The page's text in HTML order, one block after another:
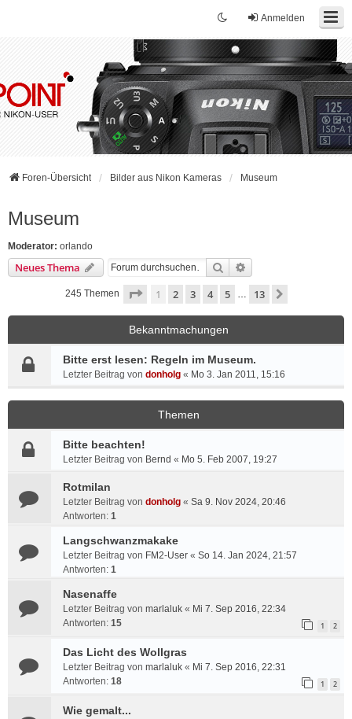
Anmelden
Foren-Übersicht Bilder aus Nikon Kameras Museum
Museum
Moderator: orlando
Neues Thema Suche
245 Themen Seite 1von 13
1 2 3 4 5 … 13
Bekanntmachungen
Bitte erst lesen: Regeln im Museum.
Letzter Beitrag von donholg « Mo 3. Jan 2011, 15:16
Themen
Bitte beachten!
Letzter Beitrag von Bernd « Mo 5. Feb 2007, 19:27
Rotmilan
Letzter Beitrag von donholg « Sa 9. Nov 2024, 20:46
Antworten: 1
Langschwanzmakake
Letzter Beitrag von FM2-User « So 14. Jan 2024, 21:57
Antworten: 1
Nasenaffe
Letzter Beitrag von marlaluk « Mi 7. Sep 2016, 22:34
Antworten: 15 1 2
Das Licht des Wollgras
Letzter Beitrag von marlaluk « Mi 7. Sep 2016, 22:31
Antworten: 18 1 2
Wie gemalt...